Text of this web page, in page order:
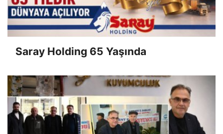
Saray Holding 65 Yaşında